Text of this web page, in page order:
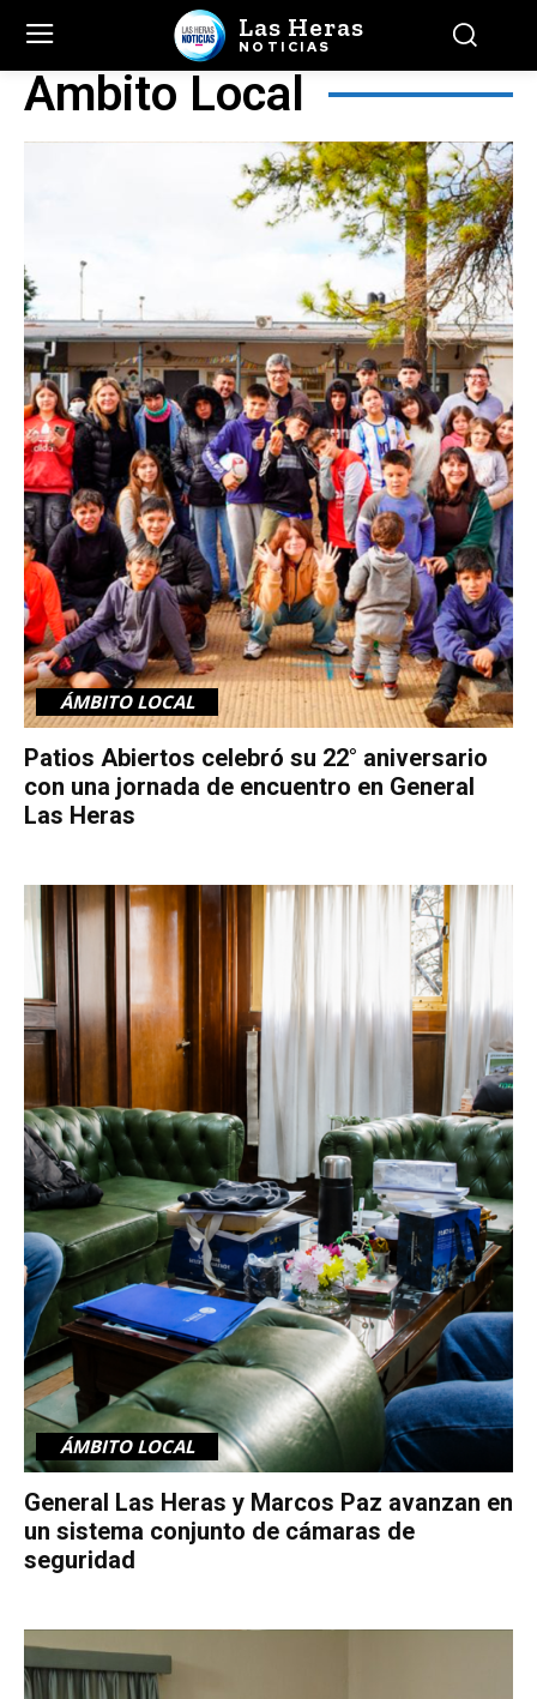
Las Heras
NOTICIAS
Ambito Local
ÁMBITO LOCAL
Patios Abiertos celebró su 22° aniversario
con una jornada de encuentro en General
Las Heras
ÁMBITO LOCAL
General Las Heras y Marcos Paz avanzan en
un sistema conjunto de cámaras de
seguridad